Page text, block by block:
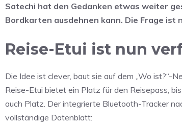
Satechi hat den Gedanken etwas weiter
Bordkarten ausdehnen kann. Die Frage
Reise-Etui ist nun
Die Idee ist clever, baut sie auf dem „Wo ist?“-
Reise-Etui bietet ein Platz für den Reisepass,
auch Platz. Der integrierte Bluetooth-Tracker
vollständige Datenblatt: